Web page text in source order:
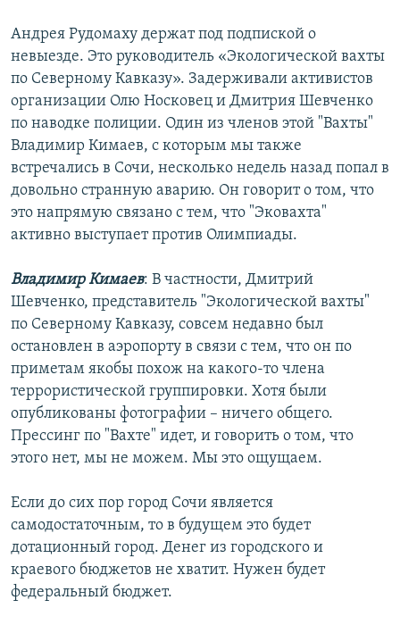
Андрея Рудомаху держат под подпиской о
невыезде. Это руководитель «Экологической вахты
по Северному Кавказу». Задерживали активистов
организации Олю Носковец и Дмитрия Шевченко
по наводке полиции. Один из членов этой "Вахты"
Владимир Кимаев, с которым мы также
встречались в Сочи, несколько недель назад попал в
довольно странную аварию. Он говорит о том, что
это напрямую связано с тем, что "Эковахта"
активно выступает против Олимпиады.
Владимир Кимаев: В частности, Дмитрий
Шевченко, представитель "Экологической вахты"
по Северному Кавказу, совсем недавно был
остановлен в аэропорту в связи с тем, что он по
приметам якобы похож на какого-то члена
террористической группировки. Хотя были
опубликованы фотографии – ничего общего.
Прессинг по "Вахте" идет, и говорить о том, что
этого нет, мы не можем. Мы это ощущаем.
Если до сих пор город Сочи является
самодостаточным, то в будущем это будет
дотационный город. Денег из городского и
краевого бюджетов не хватит. Нужен будет
федеральный бюджет.